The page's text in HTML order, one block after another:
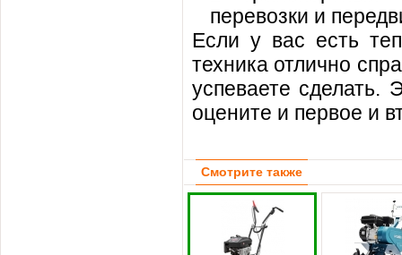
перевозки и
Если у вас есть
техника отлично
успеваете сделать.
оцените и первое и
Смотрите также